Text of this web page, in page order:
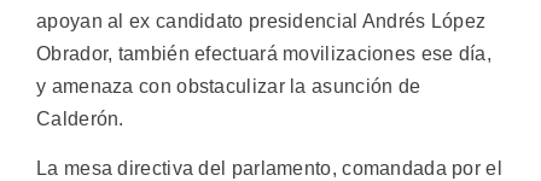
apoyan al ex candidato presidencial Andrés López
Obrador, también efectuará movilizaciones ese día,
y amenaza con obstaculizar la asunción de
Calderón.
La mesa directiva del parlamento, comandada por el